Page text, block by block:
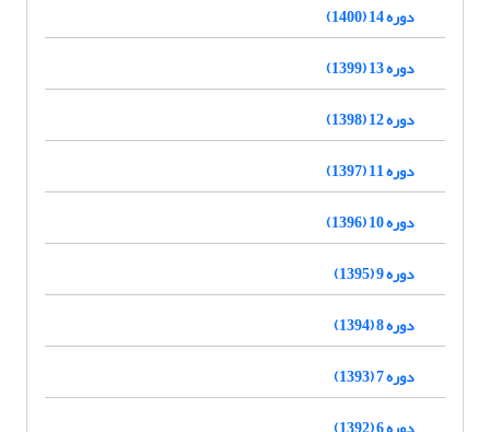
دوره 14 (1400)
دوره 13 (1399)
دوره 12 (1398)
دوره 11 (1397)
دوره 10 (1396)
دوره 9 (1395)
دوره 8 (1394)
دوره 7 (1393)